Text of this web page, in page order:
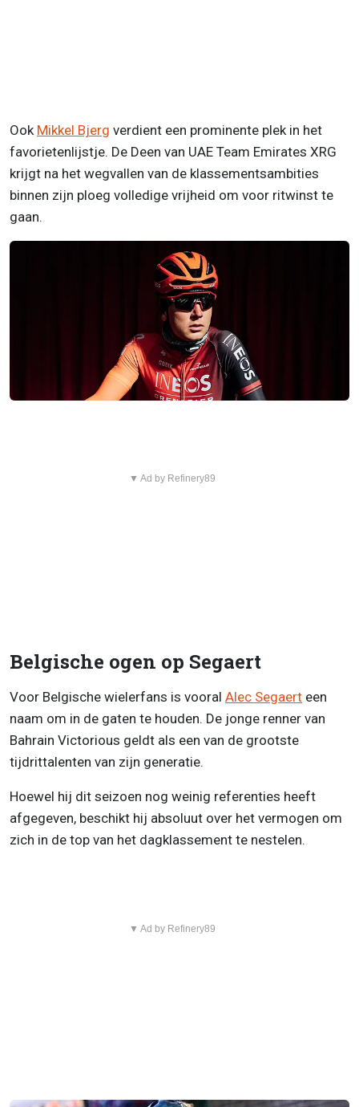
Ook Mikkel Bjerg verdient een prominente plek in het
favorietenlijstje. De Deen van UAE Team Emirates XRG
krijgt na het wegvallen van de klassementsambities
binnen zijn ploeg volledige vrijheid om voor ritwinst te
gaan.
▼ Ad by Refinery89
Belgische ogen op Segaert
Voor Belgische wielerfans is vooral Alec Segaert een
naam om in de gaten te houden. De jonge renner van
Bahrain Victorious geldt als een van de grootste
tijdrittalenten van zijn generatie.
Hoewel hij dit seizoen nog weinig referenties heeft
afgegeven, beschikt hij absoluut over het vermogen om
zich in de top van het dagklassement te nestelen.
▼ Ad by Refinery89